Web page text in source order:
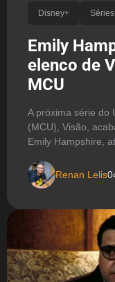
Disney+
Emily
elenco de
MCU
A próxima série do
(MCU), Visão,
Emily Hampshire,
Renan Lelis